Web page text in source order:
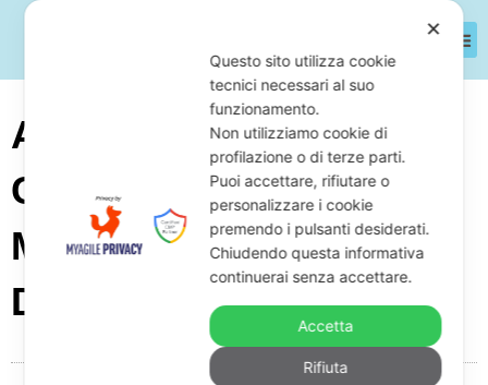
Accertamento Fiscale A
Costruttori Di Strumenti
Musicali: Come
Difendersi
✕
Questo sito utilizza cookie
tecnici necessari al suo
funzionamento.
Non utilizziamo cookie di
profilazione o di terze parti.
Puoi accettare, rifiutare o
personalizzare i cookie
premendo i pulsanti desiderati.
Chiudendo questa informativa
continuerai senza accettare.
Accetta
Rifiuta